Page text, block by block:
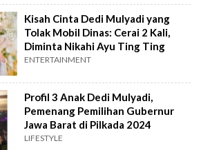
Kisah Cinta Dedi Mulyadi yang
Tolak Mobil Dinas: Cerai 2 Kali,
Diminta Nikahi Ayu Ting Ting
ENTERTAINMENT
Profil 3 Anak Dedi Mulyadi,
Pemenang Pemilihan Gubernur
Jawa Barat di Pilkada 2024
LIFESTYLE